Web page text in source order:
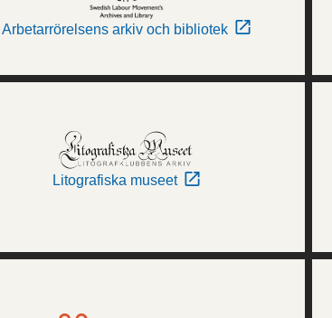
Arbetarrörelsens arkiv och bibliotek
Litografiska museet